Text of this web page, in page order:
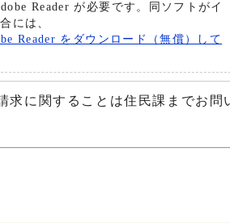
Reader が必要です。同ソフトがイ
には、
Reader をダウンロード（無償）して
に関することは住民課までお問